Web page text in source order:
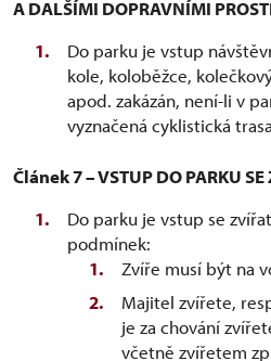
A DALŠÍMI DOPRAVNÍMI
Do parku je vstup
kole, koloběžce,
apod. zakázán, není-li v
vyznačená cyklistická
Článek 7 – VSTUP DO PARKU SE
Do parku je vstup se
podmínek:
Zvíře musí být na
Majitel zvířete,
je za chování
včetně zvířetem